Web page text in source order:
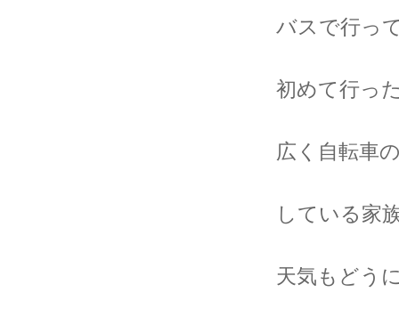
バスで行っ
初めて行っ
広く自転車
している家
天気もどう